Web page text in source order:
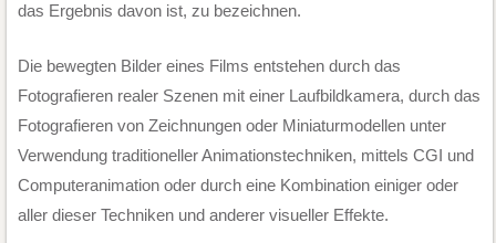
das Ergebnis davon ist, zu bezeichnen.
Die bewegten Bilder eines Films entstehen durch das
Fotografieren realer Szenen mit einer Laufbildkamera, durch das
Fotografieren von Zeichnungen oder Miniaturmodellen unter
Verwendung traditioneller Animationstechniken, mittels CGI und
Computeranimation oder durch eine Kombination einiger oder
aller dieser Techniken und anderer visueller Effekte.